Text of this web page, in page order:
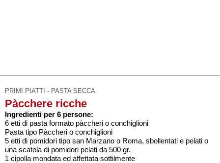
PRIMI PIATTI - PASTA SECCA
Pàcchere ricche
Ingredienti per 6 persone:
6 etti di pasta formato pàccheri o conchiglioni
Pasta tipo Pàccheri o conchiglioni
5 etti di pomidori tipo san Marzano o Roma, sbollentati e pelati o
una scatola di pomidori pelati da 500 gr.
1 cipolla mondata ed affettata sottilmente